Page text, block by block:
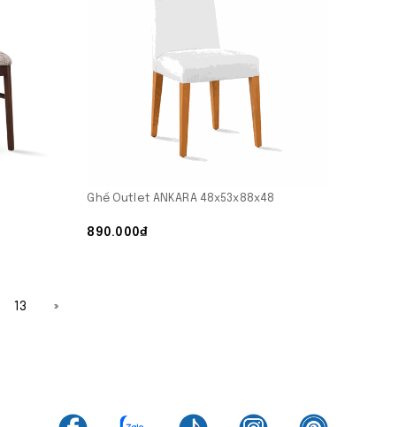
Ghế Outlet ANKARA 48x53x88x48
890.000₫
13 »